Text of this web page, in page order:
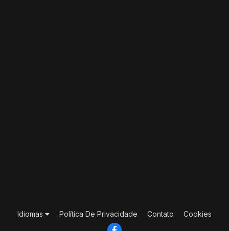
Idiomas Política De Privacidade Contato Cookies